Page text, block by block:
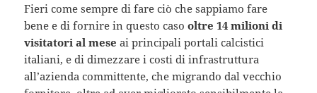
Fieri come sempre di fare ciò che sappiamo fare
bene e di fornire in questo casooltre 14 milioni di
visitatori al mese ai principali portali calcistici
italiani, e di dimezzare i costi di infrastruttura
all’azienda committente, che migrando dal vecchio